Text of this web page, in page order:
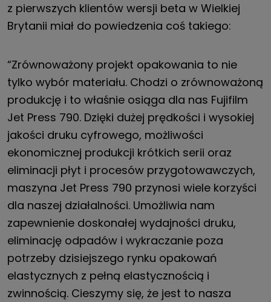
z pierwszych klientów wersji beta w Wielkiej
Brytanii miał do powiedzenia coś takiego:
“Zrównoważony projekt opakowania to nie
tylko wybór materiału. Chodzi o zrównoważoną
produkcję i to właśnie osiąga dla nas Fujifilm
Jet Press 790. Dzięki dużej prędkości i wysokiej
jakości druku cyfrowego, możliwości
ekonomicznej produkcji krótkich serii oraz
eliminacji płyt i procesów przygotowawczych,
maszyna Jet Press 790 przynosi wiele korzyści
dla naszej działalności. Umożliwia nam
zapewnienie doskonałej wydajności druku,
eliminację odpadów i wykraczanie poza
potrzeby dzisiejszego rynku opakowań
elastycznych z pełną elastycznością i
zwinnością. Cieszymy się, że jest to nasza